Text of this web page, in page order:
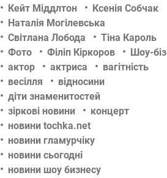
Кейт Міддлтон
Ксенія Собчак
Наталія Могілевська
Світлана Лобода
Тіна Кароль
Фото
Філіп Кіркоров
Шоу-біз
актор
актриса
вагітність
весілля
відносини
діти знаменитостей
зіркові новини
концерт
новини tochka.net
новини гламурчіку
новини сьогодні
новини шоу бизнесу